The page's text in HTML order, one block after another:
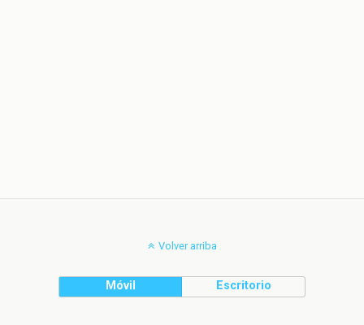
Volver arriba
Móvil Escritorio